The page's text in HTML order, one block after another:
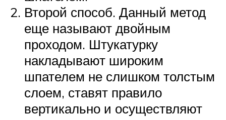
Второй способ. Данный метод
еще называют двойным
проходом. Штукатурку
накладывают широким
шпателем не слишком толстым
слоем, ставят правило
вертикально и осуществляют